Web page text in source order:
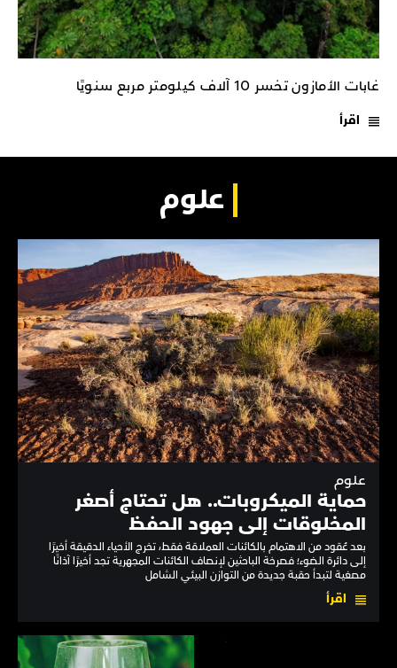
غابات الأمازون تخسر 10 آلاف كيلومتر مربع سنويًا
اقرأ
علوم
علوم
حماية الميكروبات.. هل تحتاج أصغر
المخلوقات إلى جهود الحفظ
بعد عُقود من الاهتمام بالكائنات العملاقة فقط، تخرج الأحياء الدقيقة أخيرًا
إلى دائرة الضوء؛ فصرخة الباحثين لإنصاف الكائنات المجهرية تجد أخيرًا آذانًا
مصغية لتبدأ حقبة جديدة من التوازن البيئي الشامل
اقرأ